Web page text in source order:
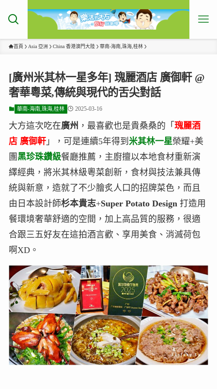
首頁 Asia 亞洲 China 香港澳門大陸 華南-海南,珠海,桂林
[廣州米其林一星多年] 瑰麗酒店 廣御軒 @
奢華粵菜,傳統與現代的舌尖對話
華南-海南,珠海,桂林 2025-03-16
大方這次吃在廣州 ，最喜歡也是貴桑桑的「 瑰麗酒
店 廣御軒」，可是連續5年得到 米其林一星榮耀+美
團 黑珍珠鑽級餐廳推薦，主廚擅以本地食材重新演
繹經典，將米其林級粵菜創新，食材與技法兼具傳
統與新意，造就了不少膾炙人口的招牌菜色，而且
由日本設計師杉本貴志+Super Potato Design打造用
餐環境奢華舒適的空間，加上高品質的服務，很適
合跟三五好友在這拍酒言歡、享用美食、消滅荷包
啊XD。